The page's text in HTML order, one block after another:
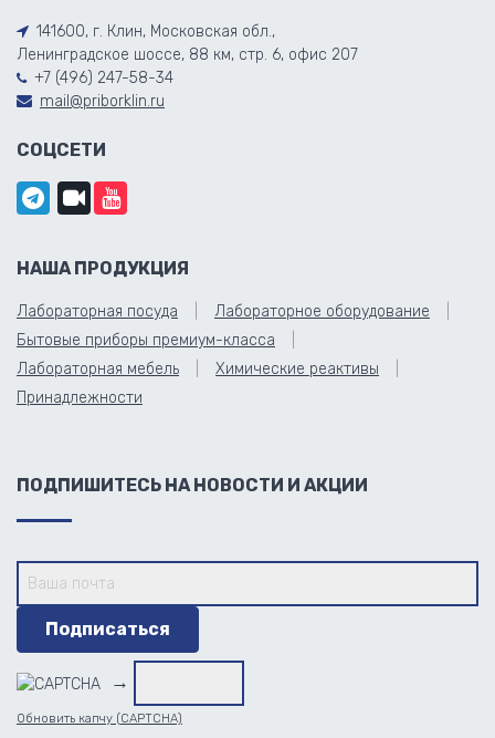
141600, г. Клин, Московская обл.,
Ленинградское шоссе, 88 км, стр. 6, офис 207
+7 (496) 247-58-34
mail@priborklin.ru
СОЦСЕТИ
НАША ПРОДУКЦИЯ
Лабораторная посуда
Лабораторное оборудование
Бытовые приборы премиум-класса
Лабораторная мебель
Химические реактивы
Принадлежности
ПОДПИШИТЕСЬ НА НОВОСТИ И АКЦИИ
→
Обновить капчу (CAPTCHA)